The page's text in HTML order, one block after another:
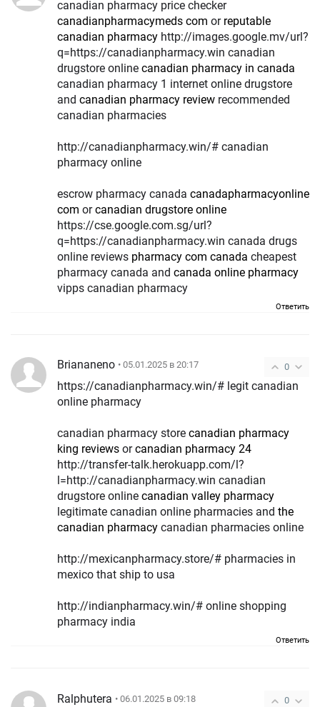
canadian pharmacy price checker
canadianpharmacymeds com or reputable
canadian pharmacy
q=https://canadianpharmacy.win canadian
drugstore online canadian pharmacy in canada
canadian pharmacy 1 internet online drugstore
and canadian pharmacy review recommended
canadian pharmacies
http://canadianpharmacy.win/# canadian
pharmacy online
escrow pharmacy canada canadapharmacyonline
com orcanadian drugstore online
https://cse.google.com.sg/url?
q=https://canadianpharmacy.win canada drugs
online reviews pharmacy com canada cheapest
pharmacy canada and canada online pharmacy
vipps canadian pharmacy
Ответить
0
Briananeno • 05.01.2025 в 20:17
https://canadianpharmacy.win/# legit canadian
online pharmacy
canadian pharmacy store canadian pharmacy
king reviews orcanadian pharmacy 24
http://transfer-talk.herokuapp.com/l?
l=http://canadianpharmacy.win canadian
drugstore online canadian valley pharmacy
legitimate canadian online pharmacies and the
canadian pharmacy canadian pharmacies online
http://mexicanpharmacy.store/# pharmacies in
mexico that ship to usa
http://indianpharmacy.win/# online shopping
pharmacy india
Ответить
0
Ralphutera • 06.01.2025 в 09:18